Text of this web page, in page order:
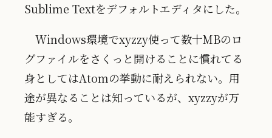
Sublime Textをデフォルトエディタにした。
Windows環境でxyzzy使って数十MBのロ
グファイルをさくっと開けることに慣れてる
身としてはAtomの挙動に耐えられない。用
途が異なることは知っているが、xyzzyが万
能すぎる。